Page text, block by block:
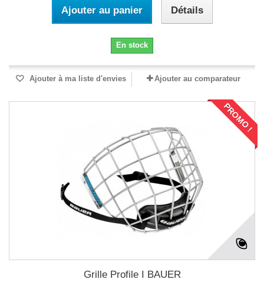
Ajouter au panier Détails
En stock
Ajouter à ma liste d'envies Ajouter au comparateur
PROMO !
Grille Profile I BAUER